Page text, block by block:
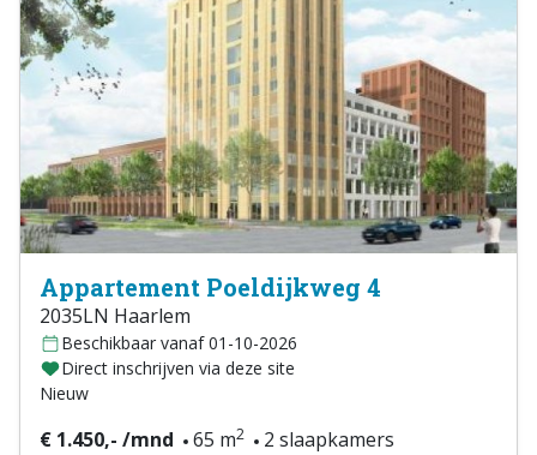
Appartement Poeldijkweg 4
2035LN Haarlem
Beschikbaar vanaf 01-10-2026
Direct inschrijven via deze site
Nieuw
€ 1.450,- /mnd 65 m2 2 slaapkamers